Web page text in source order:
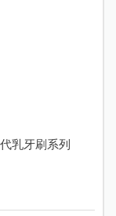
乳牙刷系列